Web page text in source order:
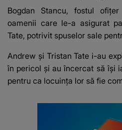
Bogdan Stancu, fostul
oamenii care le-a asigurat
Tate, potrivit spuselor sale
Andrew și Tristan Tate i-au
în pericol și au încercat să își
pentru ca locuința lor să fie